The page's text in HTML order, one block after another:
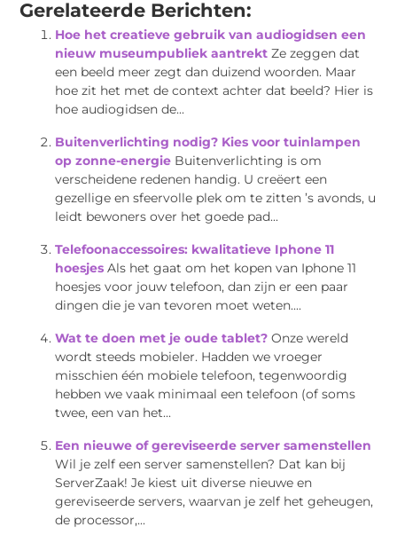
Gerelateerde Berichten:
Hoe het creatieve gebruik van audiogidsen een
nieuw museumpubliek aantrekt Ze zeggen dat
een beeld meer zegt dan duizend woorden. Maar
hoe zit het met de context achter dat beeld? Hier is
hoe audiogidsen de...
Buitenverlichting nodig? Kies voor tuinlampen
op zonne-energie Buitenverlichting is om
verscheidene redenen handig. U creëert een
gezellige en sfeervolle plek om te zitten ’s avonds, u
leidt bewoners over het goede pad...
Telefoonaccessoires: kwalitatieve Iphone 11
hoesjes Als het gaat om het kopen van Iphone 11
hoesjes voor jouw telefoon, dan zijn er een paar
dingen die je van tevoren moet weten....
Wat te doen met je oude tablet? Onze wereld
wordt steeds mobieler. Hadden we vroeger
misschien één mobiele telefoon, tegenwoordig
hebben we vaak minimaal een telefoon (of soms
twee, een van het...
Een nieuwe of gereviseerde server samenstellen
Wil je zelf een server samenstellen? Dat kan bij
ServerZaak! Je kiest uit diverse nieuwe en
gereviseerde servers, waarvan je zelf het geheugen,
de processor,...